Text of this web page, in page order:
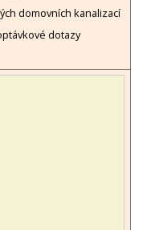
domovních kanalizací
dotazy